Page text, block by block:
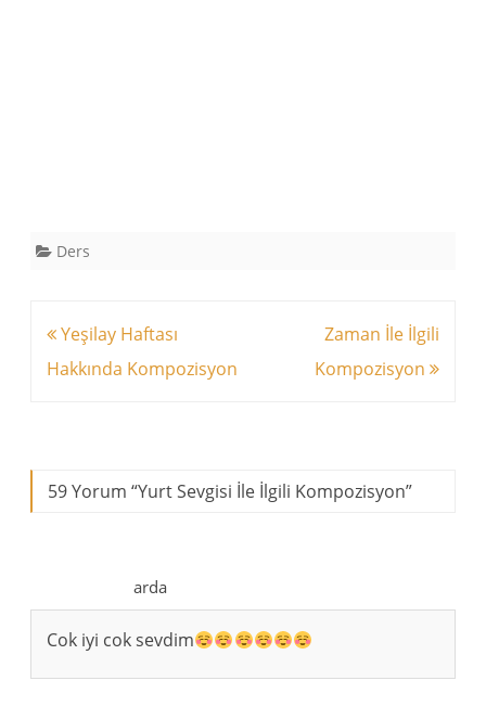
Ders
Yazı
dolaşımı
Yeşilay Haftası
Hakkında Kompozisyon
Zaman İle İlgili
Kompozisyon
59 Yorum “Yurt Sevgisi İle İlgili Kompozisyon”
arda
Cok iyi cok sevdim